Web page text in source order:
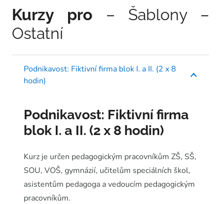
Kurzy pro – Šablony –
Ostatní
Podnikavost: Fiktivní firma blok I. a II. (2 x 8
hodin)
Podnikavost: Fiktivní firma
blok I. a II. (2 x 8 hodin)
Kurz je určen pedagogickým pracovníkům ZŠ, SŠ,
SOU, VOŠ, gymnázií, učitelům speciálních škol,
asistentům pedagoga a vedoucím pedagogickým
pracovníkům.